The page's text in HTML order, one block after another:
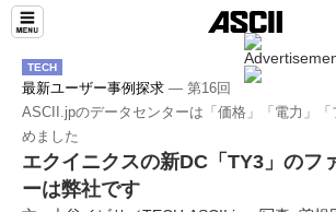
TECH
最新ユーザー事例探求 ― 第16回
ASCII.jpのデータセンターは「価格」「電力」
めました
エクイニクスの新DC「TY3」のフ
ーは弊社です